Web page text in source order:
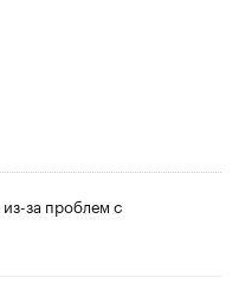
за проблем с